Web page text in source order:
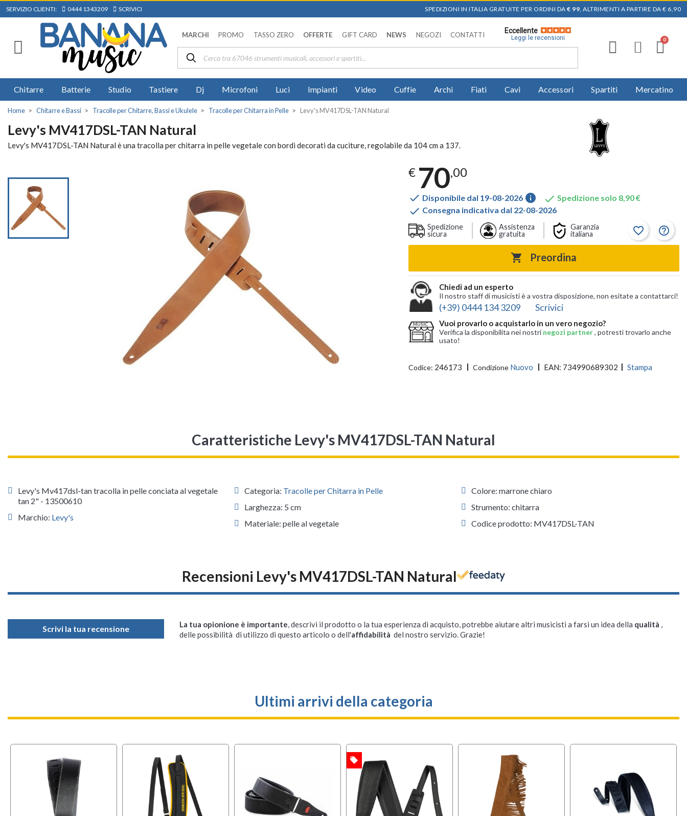
SERVIZIO CLIENTI: 0444 1343209 SCRIVICI SPEDIZIONI IN ITALIA GRATUITE PER ORDINI DA € 99, ALTRIMENTI A PARTIRE DA € 6,90
MARCHI PROMO TASSO ZERO OFFERTE GIFT CARD NEWS NEGOZI CONTATTI
Eccellente
Leggi le recensioni
Chitarre Batterie Studio Tastiere Dj Microfoni Luci Impianti Video Cuffie Archi Fiati Cavi Accessori Spartiti Mercatino
Home Chitarre e Bassi Tracolle per Chitarre, Bassi e Ukulele Tracolle per Chitarra in Pelle Levy's MV417DSL-TAN Natural
Levy's MV417DSL-TAN Natural
Levy's MV417DSL-TAN Natural è una tracolla per chitarra in pelle vegetale con bordi decorati da cuciture, regolabile da 104 cm a 137.
€ 70,00
 Disponibile dal 19-08-2026 info  Spedizione solo 8,90 €
 Consegna indicativa dal 22-08-2026
Spedizione
sicura
Assistenza
gratuita
Garanzia
italiana
favorite_border help_outline
 Preordina
Chiedi ad un esperto
Il nostro staff di musicisti è a vostra disposizione, non esitate a contattarci!
(+39) 0444 134 3209 Scrivici
Vuoi provarlo o acquistarlo in un vero negozio?
Verifica la disponibilita nei nostri negozi partner, potresti trovarlo anche
usato!
Codice: 246173 Condizione Nuovo EAN: 734990689302 Stampa
Caratteristiche Levy's MV417DSL-TAN Natural
Levy's Mv417dsl-tan tracolla in pelle conciata al vegetale
tan 2" - 13500610
Marchio: Levy's
Categoria: Tracolle per Chitarra in Pelle
Larghezza: 5 cm
Materiale: pelle al vegetale
Colore: marrone chiaro
Strumento: chitarra
Codice prodotto: MV417DSL-TAN
Recensioni Levy's MV417DSL-TAN Natural
Scrivi la tua recensione La tua opionione è importante, descrivi il prodotto o la tua esperienza di acquisto, potrebbe aiutare altri musicisti a farsi un idea della qualità ,
delle possibilità di utilizzo di questo articolo o dell'affidabilità del nostro servizio. Grazie!
Ultimi arrivi della categoria
local_offer